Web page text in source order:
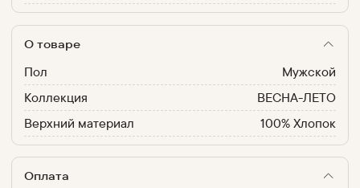
О товаре
Пол
Мужской
Коллекция
ВЕСНА-ЛЕТО
Верхний материал
100% Хлопок
Оплата